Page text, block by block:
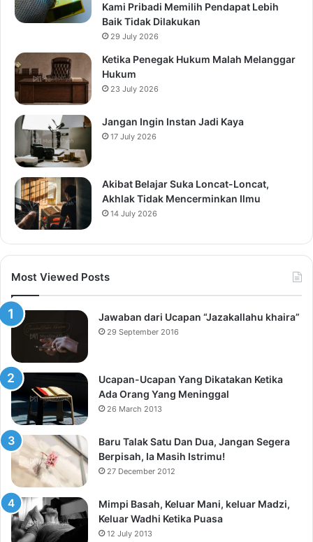
Kami Pribadi Memilih Pendapat Lebih
Baik Tidak Dilakukan
29 July 2026
Ketika Penegak Hukum Malah Melanggar
Hukum
23 July 2026
Jangan Ingin Instan Jadi Kaya
17 July 2026
Akibat Belajar Suka Loncat-Loncat,
Akhlak Tidak Mencerminkan Ilmu
14 July 2026
Most Viewed Posts
Jawaban dari Ucapan “Jazakallahu khaira”
29 September 2016
Ucapan-Ucapan Yang Dikatakan Ketika
Ada Orang Yang Meninggal
26 March 2013
Baru Talak Satu Dan Dua, Jangan Segera
Berpisah, Ia Masih Istrimu!
27 December 2012
Mimpi Basah, Keluar Mani, keluar Madzi,
Keluar Wadhi Ketika Puasa
12 July 2013